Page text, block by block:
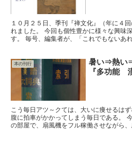
１０月２５日、季刊『禅文化』（年に４
れました。 今回も個性豊かに様々な興味
す。 毎号、編集者が、「これでもない
本の刊行
暑い⇒熱い
『多功能
こう毎日アツ～クては、大いに痩せるは
腹に拍車がかかってしまう毎日である。
の部屋で、扇風機をフル稼働させながら